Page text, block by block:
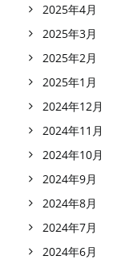
2025年4月
2025年3月
2025年2月
2025年1月
2024年12月
2024年11月
2024年10月
2024年9月
2024年8月
2024年7月
2024年6月